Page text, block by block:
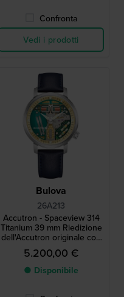
Confronta
Vedi i prodotti
Bulova
26A213
Accutron - Spaceview 314
Titanium 39 mm Riedizione
dell'Accutron originale con
movimento proprietario a
diapason
5.200,00 €
● Disponibile